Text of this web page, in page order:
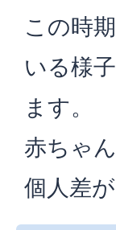
この時
いる様
ます。
赤ちゃ
個人差